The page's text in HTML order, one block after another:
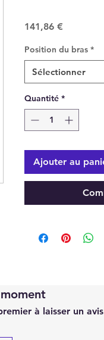
141,86 €Prix
Position du bras *
Sélectionner
Quantité *
Ajouter au
à laisser un